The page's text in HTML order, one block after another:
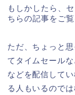
もしかしたら、
ちらの記事をご
ただ、ちょっと
てタイムセール
などを配信して
る人もいるので